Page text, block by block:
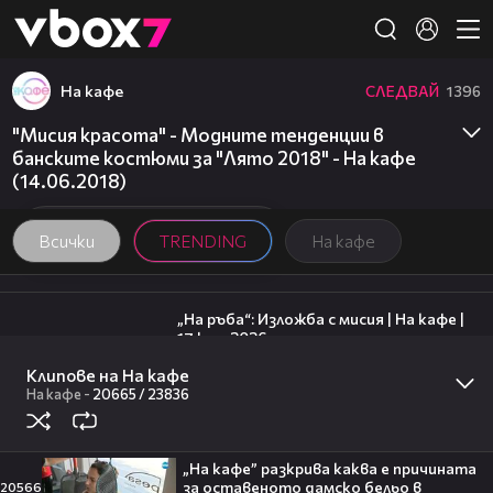
👾
Клипове на На кафе
На кафе - 20665 / 23836
20566
„На кафе” разкрива каква е причината
за оставеното дамско бельо в
Всички TRENDING На кафе
На кафе СЛЕДВАЙ 1396
"Мисия красота" - Модните тенденции в
банските костюми за "Лято 2018" - На кафе
(14.06.2018)
09:09
„На ръба“: Изложба с мисия | На кафе |
17 юли 2026
02:58
Стаси Айви на премиера със звездата
20:17
Милена Маркова-Маца посреща гости